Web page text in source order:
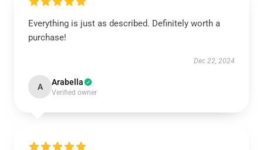
Everything is just as described. Definitely worth a
purchase!
Dec 22, 2024
A Arabella
Verified owner